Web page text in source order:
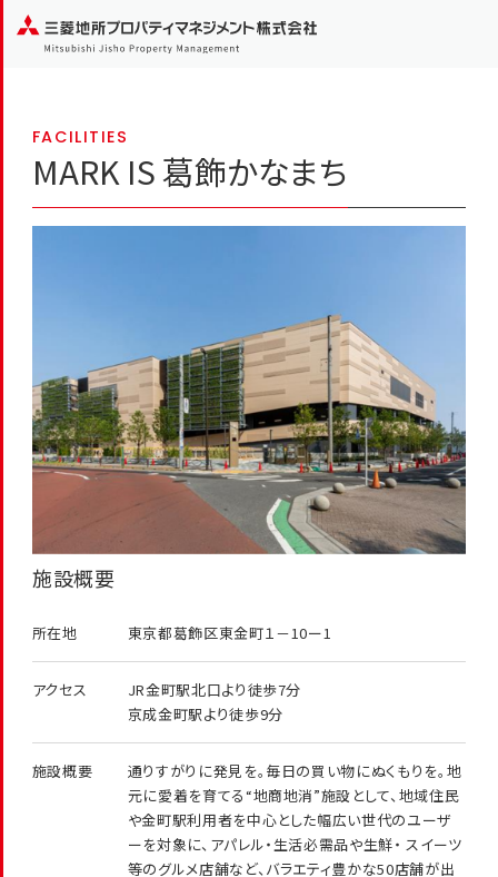
FACILITIES
MARK IS 葛飾かなまち
施設概要
所在地 東京都葛飾区東金町１－10ー1
アクセス
JR金町駅北口より徒歩7分
京成金町駅より徒歩9分
施設概要
通りすがりに発見を。毎日の買い物にぬくもりを。地
元に愛着を育てる“地商地消”施設として、地域住民
や金町駅利用者を中心とした幅広い世代のユーザ
ーを対象に、アパレル・生活必需品や生鮮・ スイーツ
等のグルメ店舗など、バラエティ豊かな50店舗が出